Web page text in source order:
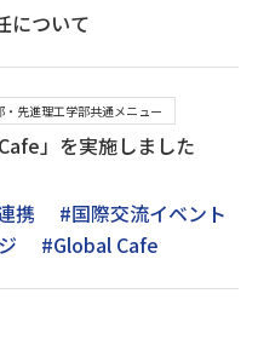
について
先進理工学部共通メニュー
」を実施しました
携
#国際交流イベント
#Global Cafe